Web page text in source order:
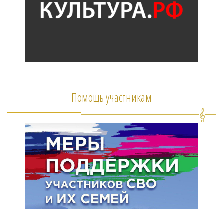
Помощь участникам